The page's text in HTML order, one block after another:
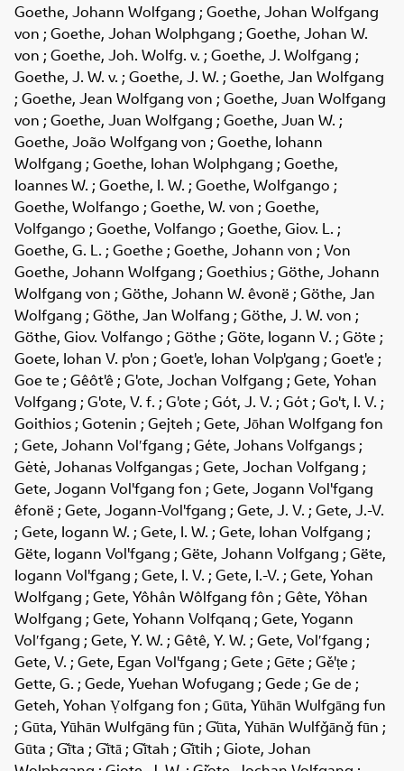
Goethe, Johann Wolfgang ; Goethe, Johan Wolfgang
von ; Goethe, Johan Wolphgang ; Goethe, Johan W.
von ; Goethe, Joh. Wolfg. v. ; Goethe, J. Wolfgang ;
Goethe, J. W. v. ; Goethe, J. W. ; Goethe, Jan Wolfgang
; Goethe, Jean Wolfgang von ; Goethe, Juan Wolfgang
von ; Goethe, Juan Wolfgang ; Goethe, Juan W. ;
Goethe, João Wolfgang von ; Goethe, Iohann
Wolfgang ; Goethe, Iohan Wolphgang ; Goethe,
Ioannes W. ; Goethe, I. W. ; Goethe, Wolfgango ;
Goethe, Wolfango ; Goethe, W. von ; Goethe,
Volfgango ; Goethe, Volfango ; Goethe, Giov. L. ;
Goethe, G. L. ; Goethe ; Goethe, Johann von ; Von
Goethe, Johann Wolfgang ; Goethius ; Göthe, Johann
Wolfgang von ; Göthe, Johann W. êvonë ; Göthe, Jan
Wolfgang ; Göthe, Jan Wolfang ; Göthe, J. W. von ;
Göthe, Giov. Volfango ; Göthe ; Göte, Iogann V. ; Göte ;
Goete, Iohan V. p'on ; Goet'e, Iohan Volp'gang ; Goet'e ;
Goe te ; Gêôt'ê ; G'ote, Jochan Volfgang ; Gete, Yohan
Volfgang ; G'ote, V. f. ; G'ote ; Gót, J. V. ; Gót ; Go't, I. V. ;
Goithios ; Gotenin ; Gejteh ; Gete, Jōhan Wolfgang fon
; Gete, Johann Volʹfgang ; Géte, Johans Volfgangs ;
Gėtė, Johanas Volfgangas ; Gete, Jochan Volfgang ;
Gete, Jogann Vol'fgang fon ; Gete, Jogann Vol'fgang
êfonë ; Gete, Jogann-Vol'fgang ; Gete, J. V. ; Gete, J.-V.
; Gete, Iogann W. ; Gete, I. W. ; Gete, Iohan Volfgang ;
Gëte, Iogann Vol'fgang ; Gëte, Johann Volfgang ; Gëte,
Iogann Vol'fgang ; Gete, I. V. ; Gete, I.-V. ; Gete, Yohan
Wolfgang ; Gete, Yôhân Wôlfgang fôn ; Gête, Yôhan
Wolfgang ; Gete, Yohann Volfqanq ; Gete, Yogann
Volʹfgang ; Gete, Y. W. ; Gêtê, Y. W. ; Gete, Volʹfgang ;
Gete, V. ; Gete, Egan Vol'fgang ; Gete ; Gēte ; Gě'ṭe ;
Gette, G. ; Gede, Yuehan Wofugang ; Gede ; Ge de ;
Geteh, Yohan Ṿolfgang fon ; Gūta, Yūhān Wulfgāng fun
; Gūta, Yūhān Wulfgāng fūn ; Ǧūta, Yūhān Wulfǧānǧ fūn ;
Gūta ; Ǧīta ; Ǧītā ; Ǧītah ; Ǧītih ; Giote, Johan